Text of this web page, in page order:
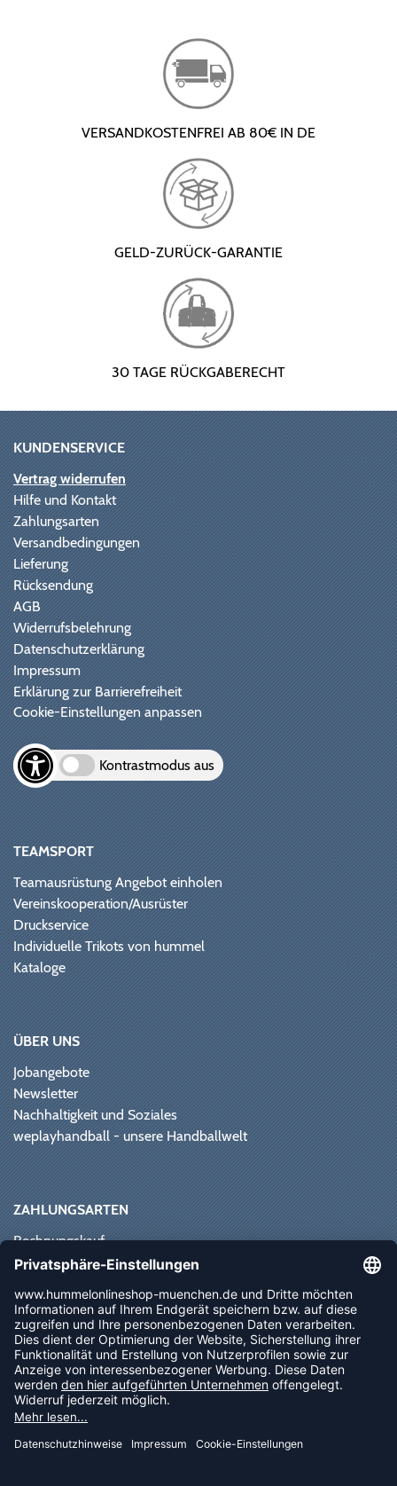
VERSANDKOSTENFREI AB 80€ IN DE
GELD-ZURÜCK-GARANTIE
30 TAGE RÜCKGABERECHT
KUNDENSERVICE
Vertrag widerrufen
Hilfe und Kontakt
Zahlungsarten
Versandbedingungen
Lieferung
Rücksendung
AGB
Widerrufsbelehrung
Datenschutzerklärung
Impressum
Erklärung zur Barrierefreiheit
Cookie-Einstellungen anpassen
Kontrastmodus aus
TEAMSPORT
Teamausrüstung Angebot einholen
Vereinskooperation/Ausrüster
Druckservice
Individuelle Trikots von hummel
Kataloge
ÜBER UNS
Jobangebote
Newsletter
Nachhaltigkeit und Soziales
weplayhandball - unsere Handballwelt
ZAHLUNGSARTEN
Rechnungskauf
Paypal
Vorkasse
Sofortüberweisung
NEWSLETTER